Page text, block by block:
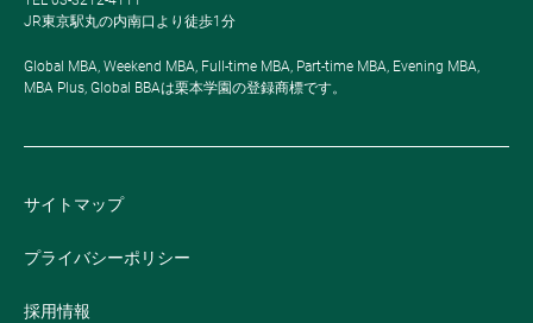
JR東京駅丸の内南口より徒歩1分
Global MBA, Weekend MBA, Full-time MBA, Part-time MBA, Evening MBA,
MBA Plus, Global BBAは栗本学園の登録商標です。
サイトマップ
プライバシーポリシー
採用情報